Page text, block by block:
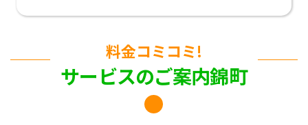
料金コミコミ!
サービスのご案内錦町